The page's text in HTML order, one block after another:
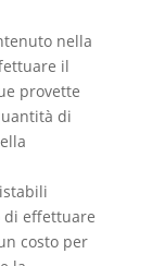
nella
il
provette
di
di effettuare
costo per